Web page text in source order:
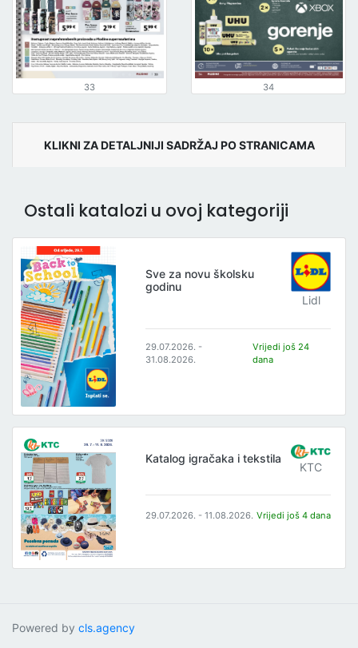
33 34
KLIKNI ZA DETALJNIJI SADRŽAJ PO STRANICAMA
Ostali katalozi u ovoj kategoriji
Sve za novu školsku
godinu
Lidl
29.07.2026. -
31.08.2026.
Vrijedi još 24
dana
Katalog igračaka i tekstila
KTC
29.07.2026. - 11.08.2026. Vrijedi još 4 dana
Powered by cls.agency